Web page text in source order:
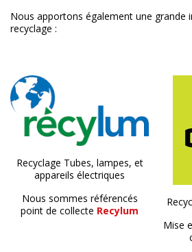
Nous apportons également une grande
recyclage :
Recyclage Tubes, lampes, et
appareils électriques
Nous sommes référencés
point de collecte Recylum
Mise